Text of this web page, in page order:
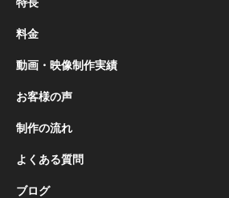
料金
動画・映像制作実績
お客様の声
制作の流れ
よくある質問
ブログ